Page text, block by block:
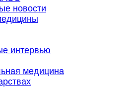
новости
интервью
медицина